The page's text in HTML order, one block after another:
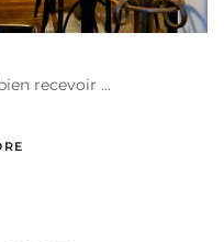
recevoir ...